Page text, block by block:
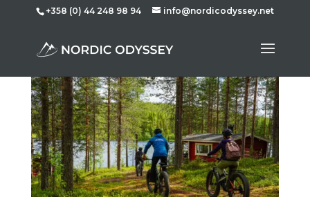
+358 (0) 44 248 98 94 info@nordicodyssey.net